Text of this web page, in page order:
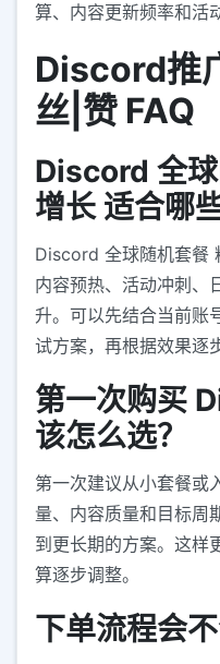
算、内容更新频率和活
Discord推
丝|赞 FAQ
Discord 全
增长 适合哪
Discord 全球随机套餐
内容预热、活动冲刺、
升。可以先结合当前账
试方案，再根据效果逐
第一次购买
该怎么选？
第一次建议从小套餐或
量、内容质量和目标周
到更长期的方案。这样
算逐步调整。
下单流程会不